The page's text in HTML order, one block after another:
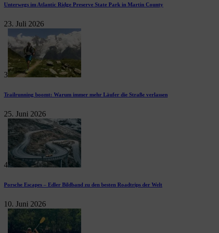
Unterwegs im Atlantic Ridge Preserve State Park in Martin County
23. Juli 2026
3
Trailrunning boomt: Warum immer mehr Läufer die Straße verlassen
25. Juni 2026
4
Porsche Escapes – Edler Bildband zu den besten Roadtrips der Welt
10. Juni 2026